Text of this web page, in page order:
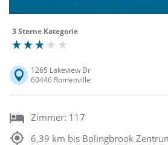
3 Sterne Kategorie
1265 Lakeview Dr
60446 Romeoville
Zimmer: 117
6,39 km bis Bolingbrook